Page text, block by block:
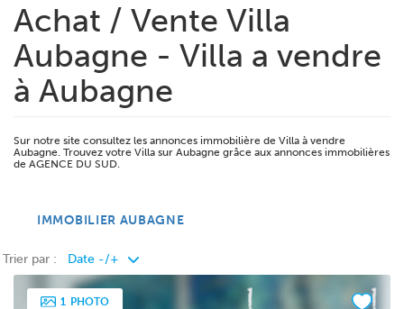
Achat / Vente Villa
Aubagne - Villa a vendre
à Aubagne
Sur notre site consultez les annonces immobilière de Villa à vendre
Aubagne. Trouvez votre Villa sur Aubagne grâce aux annonces immobilières
de AGENCE DU SUD.
IMMOBILIER AUBAGNE
Trier par :
1 PHOTO